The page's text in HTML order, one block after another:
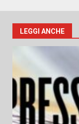
LEGGI ANCHE